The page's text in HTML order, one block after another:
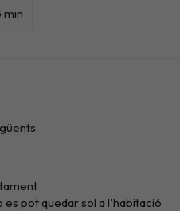
es pot quedar sol a l'habitació